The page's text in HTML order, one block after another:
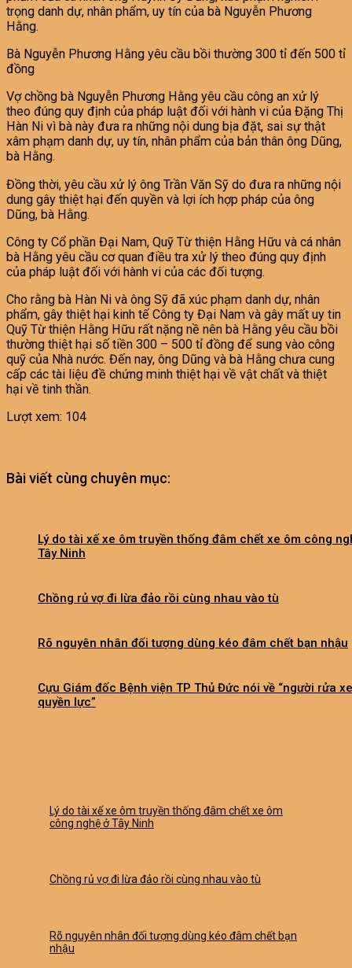
trọng danh dự, nhân phẩm, uy tín của bà Nguyễn Phương
Hằng.
Bà Nguyễn Phương Hằng yêu cầu bồi thường 300 tỉ đến 500 tỉ
đồng
Vợ chồng bà Nguyễn Phương Hằng yêu cầu công an xử lý
theo đúng quy định của pháp luật đối với hành vi của Đặng Thị
Hàn Ni vì bà này đưa ra những nội dung bịa đặt, sai sự thật
xâm phạm danh dự, uy tín, nhân phẩm của bản thân ông Dũng,
bà Hằng.
Đồng thời, yêu cầu xử lý ông Trần Văn Sỹ do đưa ra những nội
dung gây thiệt hại đến quyền và lợi ích hợp pháp của ông
Dũng, bà Hằng.
Công ty Cổ phần Đại Nam, Quỹ Từ thiện Hằng Hữu và cá nhân
bà Hằng yêu cầu cơ quan điều tra xử lý theo đúng quy định
của pháp luật đối với hành vi của các đối tượng.
Cho rằng bà Hàn Ni và ông Sỹ đã xúc phạm danh dự, nhân
phẩm, gây thiệt hại kinh tế Công ty Đại Nam và gây mất uy tin
Quỹ Từ thiện Hằng Hữu rất nặng nề nên bà Hằng yêu cầu bồi
thường thiệt hại số tiền 300 – 500 tỉ đồng để sung vào công
quỹ của Nhà nước. Đến nay, ông Dũng và bà Hằng chưa cung
cấp các tài liệu đề chứng minh thiệt hại về vật chất và thiệt
hại về tinh thần.
Lượt xem: 104
Bài viết cùng chuyên mục:
Lý do tài xế xe ôm truyền thống đâm chết xe ôm công
Tây Ninh
Chồng rủ vợ đi lừa đảo rồi cùng nhau vào tù
Rõ nguyên nhân đối tượng dùng kéo đâm chết bạn nhậu
Cựu Giám đốc Bệnh viện TP Thủ Đức nói về “người rửa xe
quyền lực”
Lý do tài xế xe ôm truyền thống đâm chết xe ôm
công nghệ ở Tây Ninh
Chồng rủ vợ đi lừa đảo rồi cùng nhau vào tù
Rõ nguyên nhân đối tượng dùng kéo đâm chết bạn
nhậu